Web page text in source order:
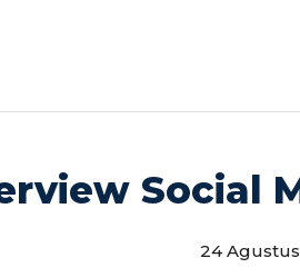
Social
24